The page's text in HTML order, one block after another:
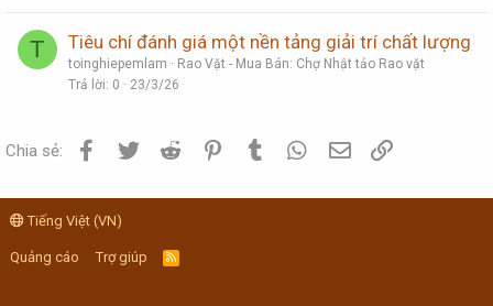
T Tiêu chí đánh giá một nền tảng giải trí chất lượng
toinghiepemlam
Rao Vặt - Mua Bán: Chợ Nhật tảo Rao vặt
Trả lời 0 23/3/26
Chia sẻ: Facebook
Twitter Reddit PinterestTumblr WhatsApp
Email
Tiếng Việt (VN)
Quảng cáo Trợ giúp
R
S